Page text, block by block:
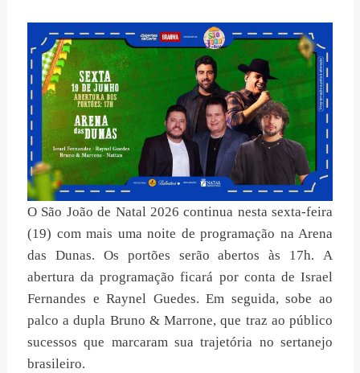
O São João de Natal 2026 continua nesta sexta-feira
(19) com mais uma noite de programação na Arena
das Dunas. Os portões serão abertos às 17h. A
abertura da programação ficará por conta de Israel
Fernandes e Raynel Guedes. Em seguida, sobe ao
palco a dupla Bruno & Marrone, que traz ao público
sucessos que marcaram sua trajetória no sertanejo
brasileiro.